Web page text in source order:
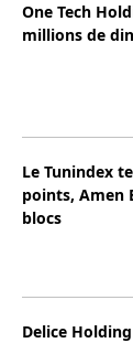
One Tech
millions de
Le Tunindex
points, Amen
blocs
Delice